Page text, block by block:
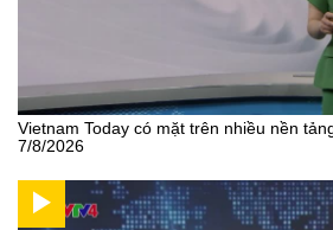
Vietnam Today có mặt trên nhiều nền
7/8/2026